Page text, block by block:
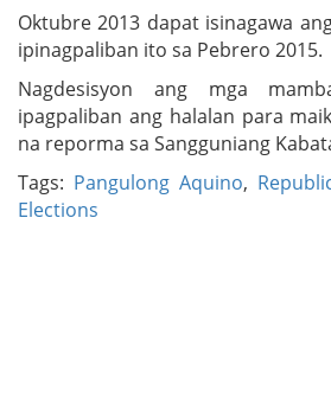
Oktubre 2013 dapat isinagawa
ipinagpaliban ito sa Pebrero 2015.
Nagdesisyon ang mga
ipagpaliban ang halalan para
na reporma sa Sangguniang
Tags: Pangulong Aquino,
Elections